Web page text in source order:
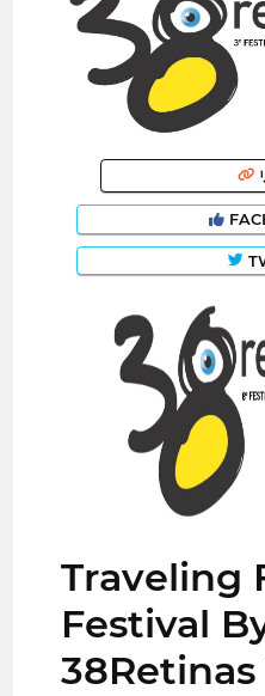
Traveling
Festival